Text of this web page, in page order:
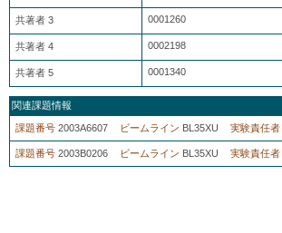
共著者 3 0001260
共著者 4 0002198
共著者 5 0001340
関連課題情報
課題番号 2003A6607 ビームライン BL35XU 実験責任者
課題番号 2003B0206 ビームライン BL35XU 実験責任者